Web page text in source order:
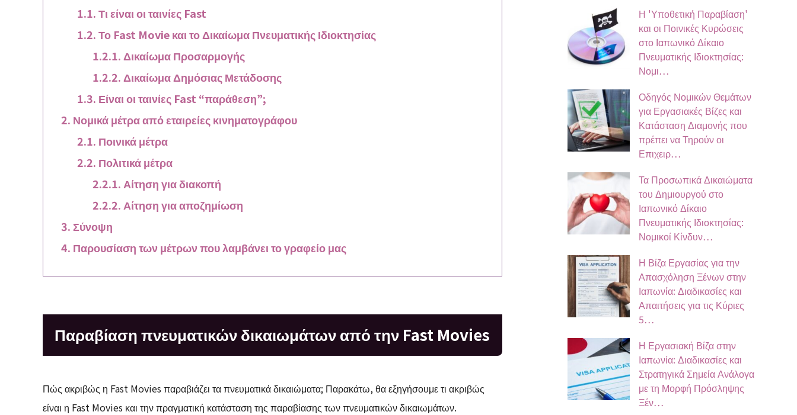
Τι είναι οι ταινίες Fast
Το Fast Movie και το Δικαίωμα Πνευματικής Ιδιοκτησίας
Δικαίωμα Προσαρμογής
Δικαίωμα Δημόσιας Μετάδοσης
Είναι οι ταινίες Fast “παράθεση”;
Νομικά μέτρα από εταιρείες κινηματογράφου
Ποινικά μέτρα
Πολιτικά μέτρα
Αίτηση για διακοπή
Αίτηση για αποζημίωση
Σύνοψη
Παρουσίαση των μέτρων που λαμβάνει το γραφείο μας
Παραβίαση πνευματικών δικαιωμάτων από την Fast Movies
Πώς ακριβώς η Fast Movies παραβιάζει τα πνευματικά δικαιώματα; Παρακάτω, θα εξηγήσουμε τι ακριβώς
είναι η Fast Movies και την πραγματική κατάσταση της παραβίασης των πνευματικών δικαιωμάτων.
Η 'Υποθετική Παραβίαση'
και οι Ποινικές Κυρώσεις
στο Ιαπωνικό Δίκαιο
Πνευματικής Ιδιοκτησίας:
Νομι…
Οδηγός Νομικών Θεμάτων
για Εργασιακές Βίζες και
Κατάσταση Διαμονής που
πρέπει να Τηρούν οι
Επιχειρ…
Τα Προσωπικά Δικαιώματα
του Δημιουργού στο
Ιαπωνικό Δίκαιο
Πνευματικής Ιδιοκτησίας:
Νομικοί Κίνδυν…
Η Βίζα Εργασίας για την
Απασχόληση Ξένων στην
Ιαπωνία: Διαδικασίες και
Απαιτήσεις για τις Κύριες
5…
Η Εργασιακή Βίζα στην
Ιαπωνία: Διαδικασίες και
Στρατηγικά Σημεία Ανάλογα
με τη Μορφή Πρόσληψης
Ξέν…